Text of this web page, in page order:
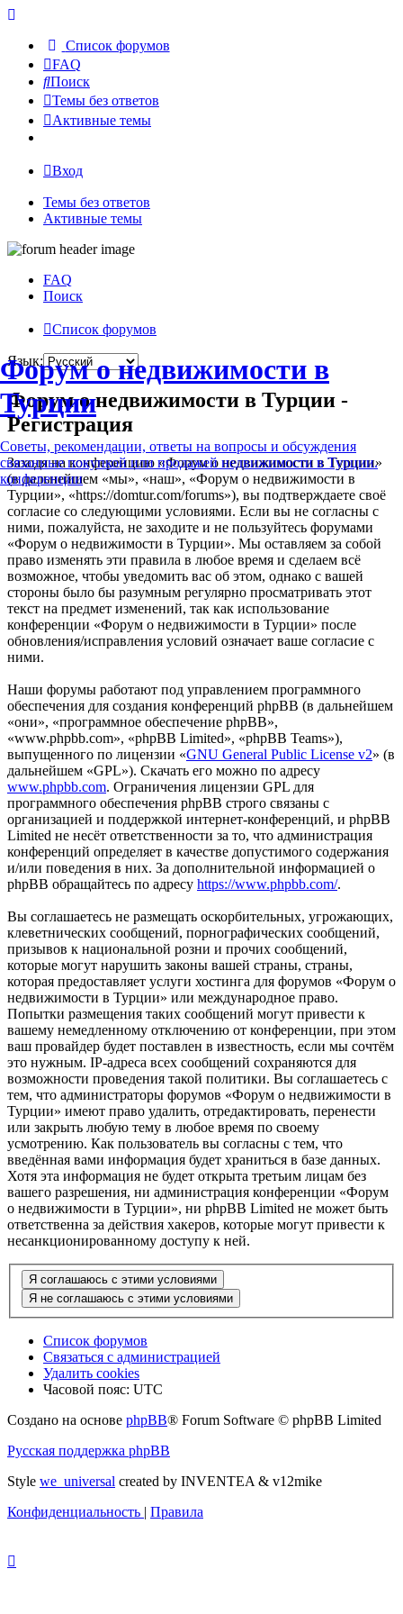
Список форумов
FAQ
Поиск
Темы без ответов
Активные темы
Вход
Темы без ответов
Активные темы
Форум о недвижимости в
Турции
Советы, рекомендации, ответы на вопросы и обсуждения
связанные покупкой или продажей недвижимости в Турции.
конференции
FAQ
Поиск
Список форумов
Язык:
Форум о недвижимости в Турции -
Регистрация
Заходя на конференцию «Форум о недвижимости в Турции»
(в дальнейшем «мы», «наш», «Форум о недвижимости в
Турции», «https://domtur.com/forums»), вы подтверждаете своё
согласие со следующими условиями. Если вы не согласны с
ними, пожалуйста, не заходите и не пользуйтесь форумами
«Форум о недвижимости в Турции». Мы оставляем за собой
право изменять эти правила в любое время и сделаем всё
возможное, чтобы уведомить вас об этом, однако с вашей
стороны было бы разумным регулярно просматривать этот
текст на предмет изменений, так как использование
конференции «Форум о недвижимости в Турции» после
обновления/исправления условий означает ваше согласие с
ними.
Наши форумы работают под управлением программного
обеспечения для создания конференций phpBB (в дальнейшем
«они», «программное обеспечение phpBB»,
«www.phpbb.com», «phpBB Limited», «phpBB Teams»),
выпущенного по лицензии «GNU General Public License v2» (в
дальнейшем «GPL»). Скачать его можно по адресу
www.phpbb.com. Ограничения лицензии GPL для
программного обеспечения phpBB строго связаны с
организацией и поддержкой интернет-конференций, и phpBB
Limited не несёт ответственности за то, что администрация
конференций определяет в качестве допустимого содержания
и/или поведения в них. За дополнительной информацией о
phpBB обращайтесь по адресу https://www.phpbb.com/.
Вы соглашаетесь не размещать оскорбительных, угрожающих,
клеветнических сообщений, порнографических сообщений,
призывов к национальной розни и прочих сообщений,
которые могут нарушить законы вашей страны, страны,
которая предоставляет услуги хостинга для форумов «Форум о
недвижимости в Турции» или международное право.
Попытки размещения таких сообщений могут привести к
вашему немедленному отключению от конференции, при этом
ваш провайдер будет поставлен в известность, если мы сочтём
это нужным. IP-адреса всех сообщений сохраняются для
возможности проведения такой политики. Вы соглашаетесь с
тем, что администраторы форумов «Форум о недвижимости в
Турции» имеют право удалить, отредактировать, перенести
или закрыть любую тему в любое время по своему
усмотрению. Как пользователь вы согласны с тем, что
введённая вами информация будет храниться в базе данных.
Хотя эта информация не будет открыта третьим лицам без
вашего разрешения, ни администрация конференции «Форум
о недвижимости в Турции», ни phpBB Limited не может быть
ответственна за действия хакеров, которые могут привести к
несанкционированному доступу к ней.
Список форумов
Связаться с администрацией
Удалить cookies
Часовой пояс: UTC
Создано на основе phpBB® Forum Software © phpBB Limited
Русская поддержка phpBB
Style we_universal created by INVENTEA & v12mike
Конфиденциальность | Правила